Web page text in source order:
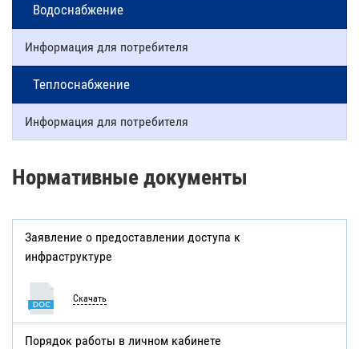
Водоснабжение
Информация для потребителя
Теплоснабжение
Информация для потребителя
Нормативные документы
Заявление о предоставлении доступа к
инфраструктуре
Скачать
Порядок работы в личном кабинете